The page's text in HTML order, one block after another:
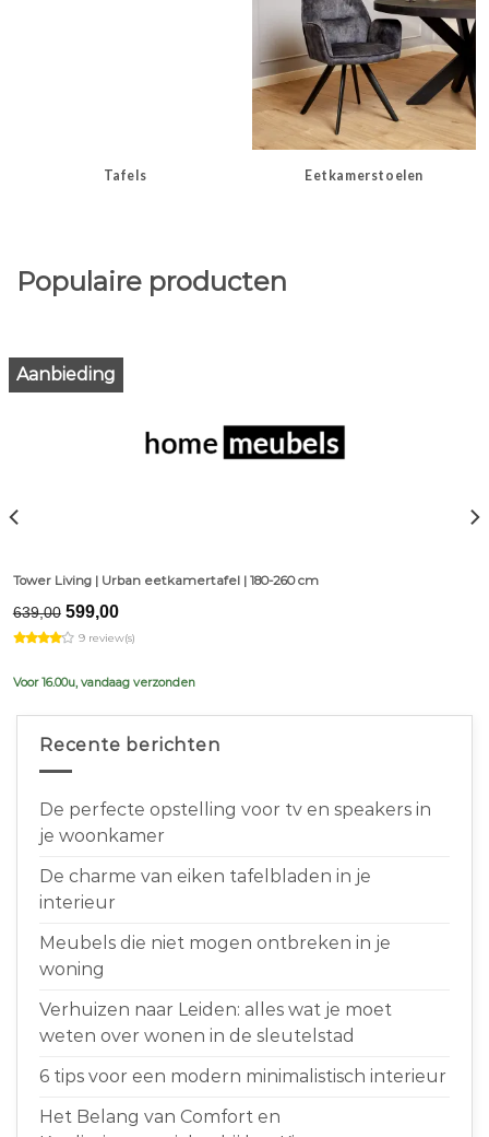
Tafels Eetkamerstoelen
Populaire producten
Aanbieding
Tower Living | Urban eetkamertafel | 180-260 cm
639,00 Original
price
was:
599,00Current
is:
9 review(s)
Voor 16.00u, vandaag verzonden
Recente berichten
De perfecte opstelling voor tv en speakers in
je woonkamer
De charme van eiken tafelbladen in je
interieur
Meubels die niet mogen ontbreken in je
woning
Verhuizen naar Leiden: alles wat je moet
weten over wonen in de sleutelstad
6 tips voor een modern minimalistisch interieur
Het Belang van Comfort en